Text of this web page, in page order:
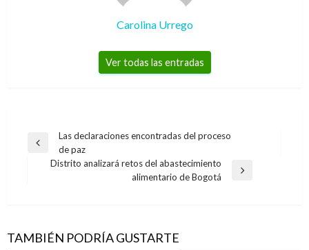
Carolina Urrego
Ver todas las entradas
Navegación
Entrada
anterior
Las declaraciones encontradas del proceso
de paz
Distrito analizará retos del abastecimiento
alimentario de Bogotá
TAMBIÉN PODRÍA GUSTARTE